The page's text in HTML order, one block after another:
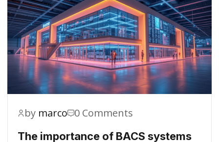
by marco 0 Comments
The importance of BACS systems